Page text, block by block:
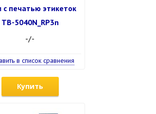
с печатью этикеток
ТВ-5040N_RP3n
-/-
в список сравнения
Купить